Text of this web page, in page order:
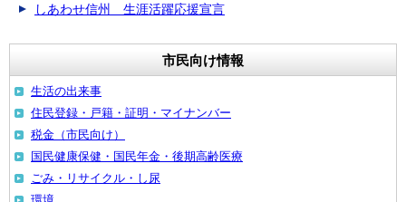
しあわせ信州 生涯活躍応援宣言
市民向け情報
生活の出来事
住民登録・戸籍・証明・マイナンバー
税金（市民向け）
国民健康保健・国民年金・後期高齢医療
ごみ・リサイクル・し尿